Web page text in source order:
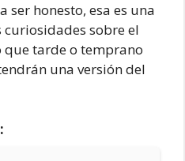
ser honesto, esa es una
sobre el
que tarde o temprano
una versión del